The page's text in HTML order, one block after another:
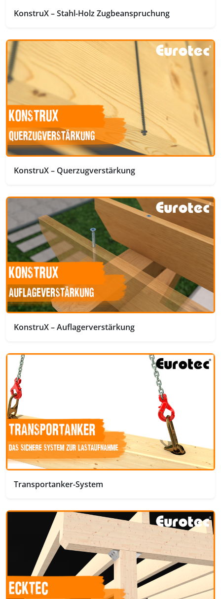
KonstruX – Stahl-Holz Zugbeanspruchung
KonstruX – Querzugverstärkung
KonstruX – Auflagerverstärkung
Transportanker-System